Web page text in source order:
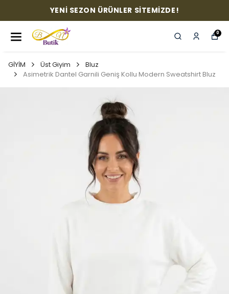
YENİ SEZON ÜRÜNLER SİTEMİZDE!
0
GİYİM Üst Giyim
Bluz
Asimetrik Dantel Garnili Geniş Kollu Modern Sweatshirt Bluz